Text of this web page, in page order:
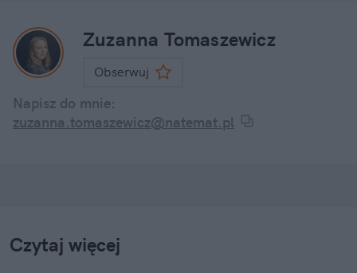
Zuzanna Tomaszewicz
Obserwuj
Napisz do mnie:
zuzanna.tomaszewicz@natemat.pl
Czytaj więcej